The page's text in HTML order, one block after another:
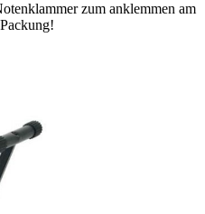
zum anklemmen am